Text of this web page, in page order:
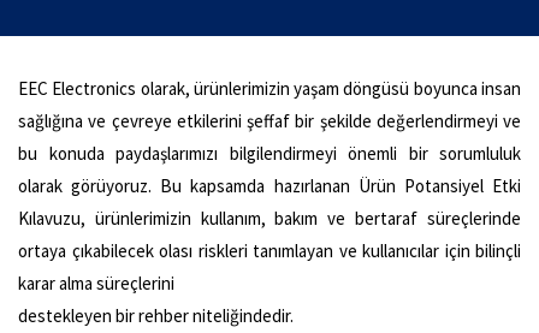
EEC Electronics olarak, ürünlerimizin yaşam döngüsü boyunca insan
sağlığına ve çevreye etkilerini şeffaf bir şekilde değerlendirmeyi ve
bu konuda paydaşlarımızı bilgilendirmeyi önemli bir sorumluluk
olarak görüyoruz. Bu kapsamda hazırlanan Ürün Potansiyel Etki
Kılavuzu, ürünlerimizin kullanım, bakım ve bertaraf süreçlerinde
ortaya çıkabilecek olası riskleri tanımlayan ve kullanıcılar için bilinçli
karar alma süreçlerini
destekleyen bir rehber niteliğindedir.